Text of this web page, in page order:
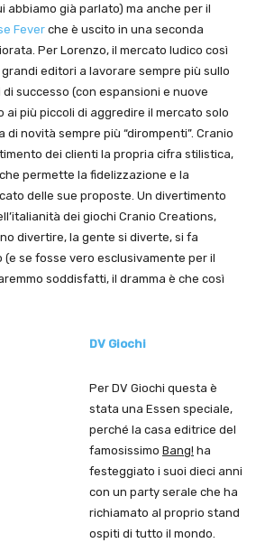
abbiamo già parlato) ma anche per il
Feverche è uscito in una seconda
Per Lorenzo, il mercato ludico così
editori a lavorare sempre più sullo
successo (con espansioni e nuove
più piccoli di aggredire il mercato solo
novità sempre più “dirompenti”. Cranio
dei clienti la propria cifra stilistica,
permette la fidelizzazione e la
delle sue proposte. Un divertimento
dei giochi Cranio Creations,
divertire, la gente si diverte, si fa
(e se fosse vero esclusivamente per il
soddisfatti, il dramma è che così
DV Giochi
Per DV Giochi questa è
stata una Essen speciale,
perché la casa editrice del
famosissimo Bang! ha
festeggiato i suoi dieci anni
con un party serale che ha
richiamato al proprio stand
ospiti di tutto il mondo.